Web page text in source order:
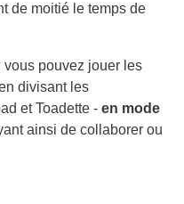
de moitié le temps de
vous pouvez jouer les
divisant les
et Toadette - en mode
ainsi de collaborer ou